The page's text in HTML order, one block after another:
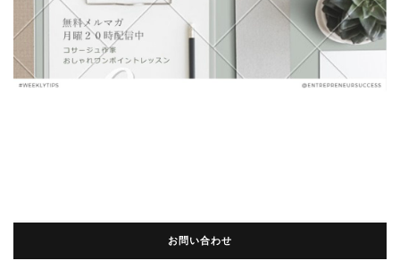
お問い合わせ